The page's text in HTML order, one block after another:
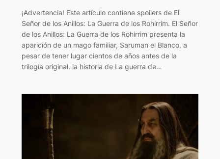
¡Advertencia! Este artículo contiene spoilers de El
Señor de los Anillos: La Guerra de los Rohirrim. El Señor
de los Anillos: La Guerra de los Rohirrim presenta la
aparición de un mago familiar, Saruman el Blanco, a
pesar de tener lugar cientos de años antes de la
trilogía original. la historia de La guerra de…